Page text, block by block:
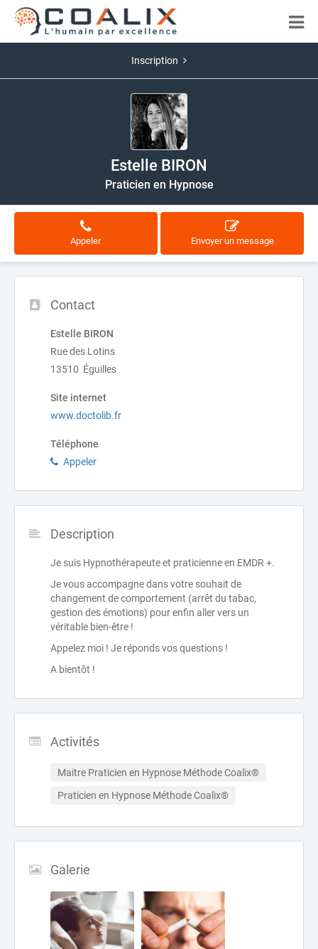
Inscription
Estelle BIRON
Praticien en Hypnose
Appeler Envoyer un message
Contact
Estelle BIRON
Rue des Lotins
13510 Éguilles
Site internet
www.doctolib.fr
Téléphone
Appeler
Description
Je suis Hypnothérapeute et praticienne en EMDR +.
Je vous accompagne dans votre souhait de
changement de comportement (arrêt du tabac,
gestion des émotions) pour enfin aller vers un
véritable bien-être !
Appelez moi ! Je réponds vos questions !
A bientôt !
Activités
Maitre Praticien en Hypnose Méthode Coalix®
Praticien en Hypnose Méthode Coalix®
Galerie